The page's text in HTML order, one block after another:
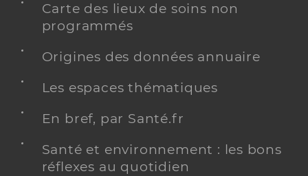
Carte des lieux de soins non
programmés
Origines des données annuaire
Les espaces thématiques
En bref, par Santé.fr
Santé et environnement : les bons
réflexes au quotidien